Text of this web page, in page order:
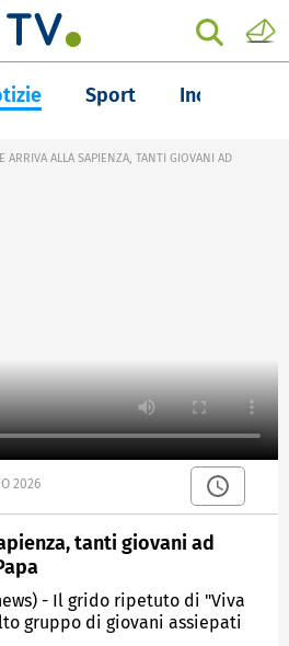
Sport Inchieste
ARRIVA ALLA SAPIENZA, TANTI GIOVANI AD
2026
tanti giovani ad
- Il grido ripetuto di "Viva
gruppo di giovani assiepati